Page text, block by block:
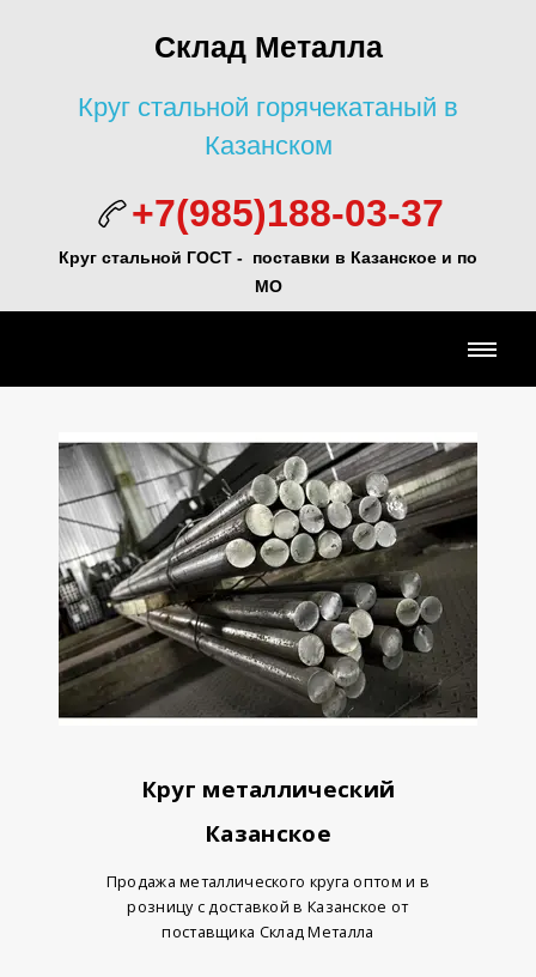
Склад Металла
Круг стальной горячекатаный в
Казанском
+7(985)188-03-37
Круг стальной ГОСТ - поставки в Казанское и по
МО
Круг металлический
Казанское
Продажа металлического круга оптом и в
розницу с доставкой в Казанское от
поставщика Склад Металла